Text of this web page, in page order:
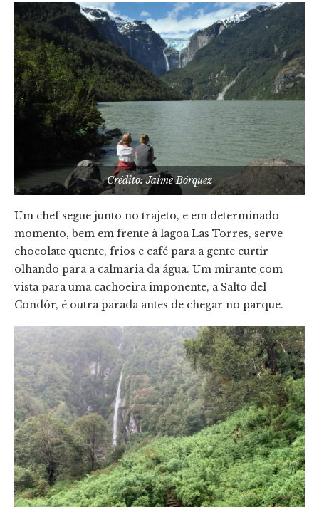
Crédito: Jaime Bórquez
Um chef segue junto no trajeto, e em determinado
momento, bem em frente à lagoa Las Torres, serve
chocolate quente, frios e café para a gente curtir
olhando para a calmaria da água. Um mirante com
vista para uma cachoeira imponente, a Salto del
Condór, é outra parada antes de chegar no parque.